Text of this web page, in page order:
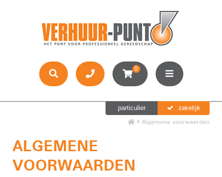
0
particulier zakelijk
Algemene voorwaarden
ALGEMENE
VOORWAARDEN